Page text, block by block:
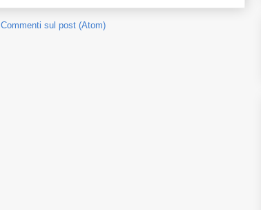
Commenti sul post (Atom)